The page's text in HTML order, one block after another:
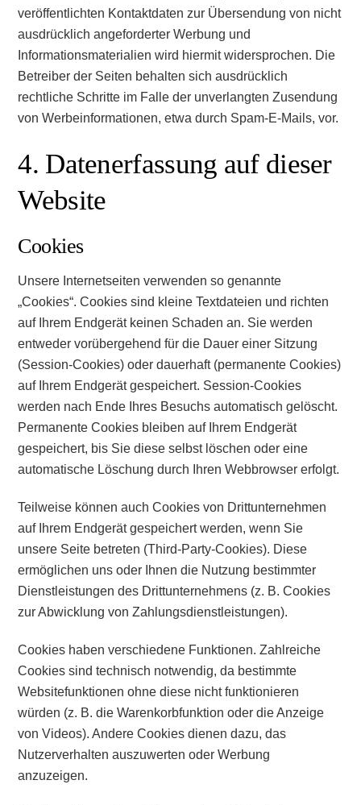
veröffentlichten Kontaktdaten zur Übersendung von nicht
ausdrücklich angeforderter Werbung und
Informationsmaterialien wird hiermit widersprochen. Die
Betreiber der Seiten behalten sich ausdrücklich
rechtliche Schritte im Falle der unverlangten Zusendung
von Werbeinformationen, etwa durch Spam-E-Mails, vor.
4. Datenerfassung auf dieser
Website
Cookies
Unsere Internetseiten verwenden so genannte
„Cookies“. Cookies sind kleine Textdateien und richten
auf Ihrem Endgerät keinen Schaden an. Sie werden
entweder vorübergehend für die Dauer einer Sitzung
(Session-Cookies) oder dauerhaft (permanente Cookies)
auf Ihrem Endgerät gespeichert. Session-Cookies
werden nach Ende Ihres Besuchs automatisch gelöscht.
Permanente Cookies bleiben auf Ihrem Endgerät
gespeichert, bis Sie diese selbst löschen oder eine
automatische Löschung durch Ihren Webbrowser erfolgt.
Teilweise können auch Cookies von Drittunternehmen
auf Ihrem Endgerät gespeichert werden, wenn Sie
unsere Seite betreten (Third-Party-Cookies). Diese
ermöglichen uns oder Ihnen die Nutzung bestimmter
Dienstleistungen des Drittunternehmens (z. B. Cookies
zur Abwicklung von Zahlungsdienstleistungen).
Cookies haben verschiedene Funktionen. Zahlreiche
Cookies sind technisch notwendig, da bestimmte
Websitefunktionen ohne diese nicht funktionieren
würden (z. B. die Warenkorbfunktion oder die Anzeige
von Videos). Andere Cookies dienen dazu, das
Nutzerverhalten auszuwerten oder Werbung
anzuzeigen.